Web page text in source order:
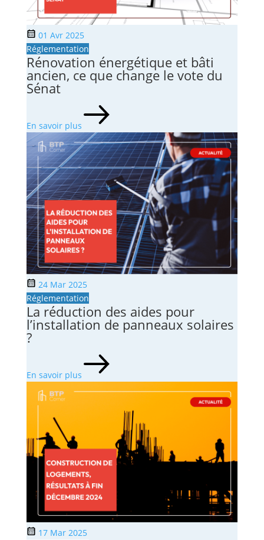
01 Avr 2025
Réglementation
Rénovation énergétique et bâti
ancien, ce que change le vote du
Sénat
En savoir plus
24 Mar 2025
Réglementation
La réduction des aides pour
l’installation de panneaux solaires
?
En savoir plus
17 Mar 2025